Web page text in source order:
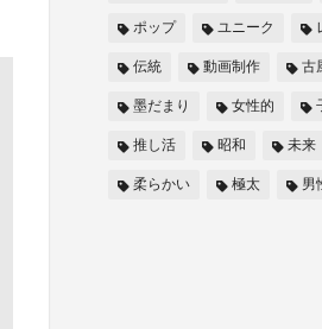
ポップ ユニーク
伝統 動画制作 古
墨だまり 女性的
推し活 昭和 未来
柔らかい 極太 男